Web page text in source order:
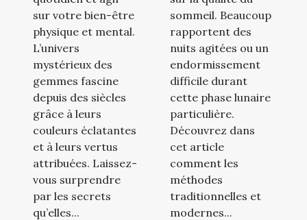
sur votre bien-être
physique et mental.
L’univers
mystérieux des
gemmes fascine
depuis des siècles
grâce à leurs
couleurs éclatantes
et à leurs vertus
attribuées. Laissez-
vous surprendre
par les secrets
qu’elles...
sommeil. Beaucoup
rapportent des
nuits agitées ou un
endormissement
difficile durant
cette phase lunaire
particulière.
Découvrez dans
cet article
comment les
méthodes
traditionnelles et
modernes...